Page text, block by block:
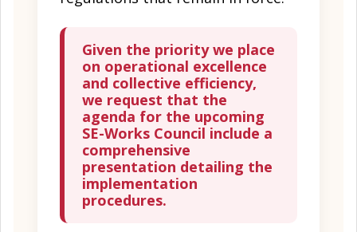
Given the priority we place
on operational excellence
and collective efficiency,
we request that the
agenda for the upcoming
SE-Works Council include a
comprehensive
presentation detailing the
implementation
procedures.